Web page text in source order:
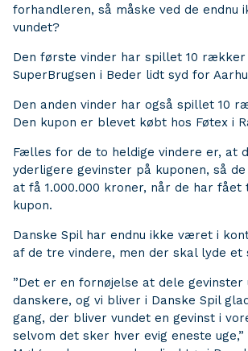
forhandleren, så måske ved de endnu
vundet?
Den første vinder har spillet 10
SuperBrugsen i Beder lidt syd for
Den anden vinder har også spillet 10
Den kupon er blevet købt hos Føtex i
Fælles for de to heldige vindere er, at
yderligere gevinster på kuponen, så
at få 1.000.000 kroner, når de har fået
kupon.
Danske Spil har endnu ikke været i
af de tre vindere, men der skal lyde
”Det er en fornøjelse at dele gevinster
danskere, og vi bliver i Danske Spil
gang, der bliver vundet en gevinst i
selvom det sker hver evig eneste